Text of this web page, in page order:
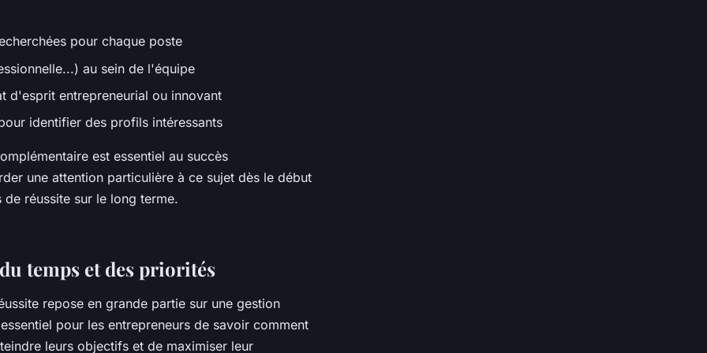
pour chaque poste
au sein de l'équipe
d'esprit entrepreneurial ou innovant
identifier des profils intéressants
est essentiel au succès
une attention particulière à ce sujet dès le début
réussite sur le long terme.
temps et des priorités
repose en grande partie sur une gestion
pour les entrepreneurs de savoir comment
leurs objectifs et de maximiser leur